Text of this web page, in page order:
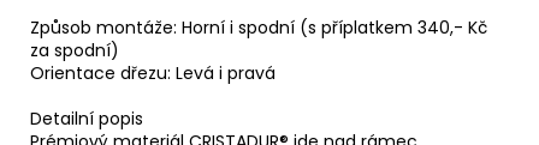
Způsob montáže: Horní i spodní (s příplatkem 340,- Kč
za spodní)
Orientace dřezu: Levá i pravá
Detailní popis